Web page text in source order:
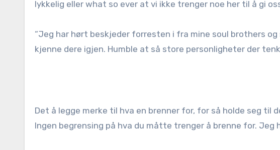
lykkelig eller what so ever at vi ikke trenger noe her til å gi
“Jeg har hørt beskjeder forresten i fra mine soul brothers
kjenne dere igjen. Humble at så store personligheter der
Det å legge merke til hva en brenner for, for så holde seg til
Ingen begrensing på hva du måtte trenger å brenne for. Jeg